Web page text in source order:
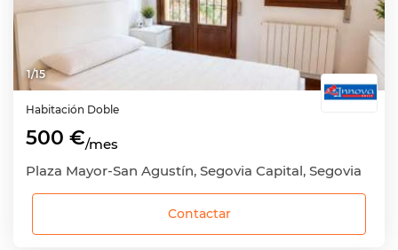
1/15
Habitación Doble
500 €/mes
Plaza Mayor-San Agustín, Segovia Capital, Segovia
Contactar